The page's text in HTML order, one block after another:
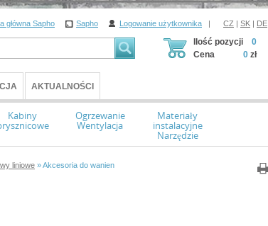
główna Sapho Sapho Logowanie użytkownika | CZ | SK | DE
Ilość pozycji
Cena
0
0 zł
AKTUALNOŚCI
Kabiny Ogrzewanie
Wentylacja
Materiały
instalacyjne
Narzędzie
liniowe » Akcesoria do wanien